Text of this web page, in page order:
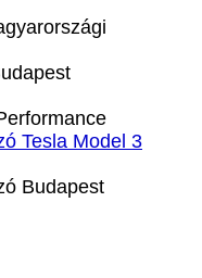
Tesla Model 3
Budapest